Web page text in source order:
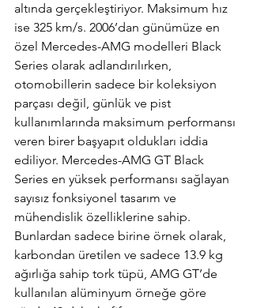
altında gerçekleştiriyor. Maksimum hız
ise 325 km/s. 2006’dan günümüze en
özel Mercedes-AMG modelleri Black
Series olarak adlandırılırken,
otomobillerin sadece bir koleksiyon
parçası değil, günlük ve pist
kullanımlarında maksimum performansı
veren birer başyapıt oldukları iddia
ediliyor. Mercedes-AMG GT Black
Series en yüksek performansı sağlayan
sayısız fonksiyonel tasarım ve
mühendislik özelliklerine sahip.
Bunlardan sadece birine örnek olarak,
karbondan üretilen ve sadece 13.9 kg
ağırlığa sahip tork tüpü, AMG GT’de
kullanılan alüminyum örneğe göre